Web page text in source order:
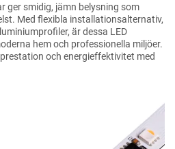
ger smidig, jämn belysning som
Med flexibla installationsalternativ,
är dessa LED
hem och professionella miljöer.
och energieffektivitet med